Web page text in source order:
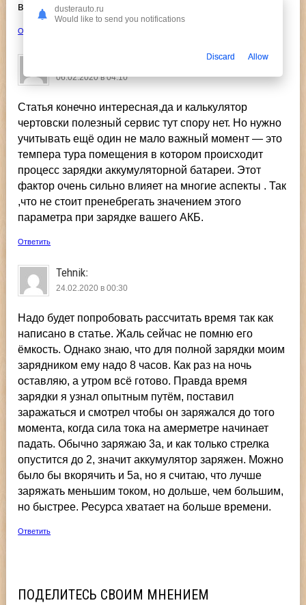
времени, чем в предыдущий.
Ответить
06.02.2020 в 04:10
Статья конечно интересная,да и калькулятор
чертовски полезный сервис тут спору нет. Но нужно
учитывать ещё один не мало важный момент — это
темпера тура помещения в котором происходит
процесс зарядки аккумуляторной батареи. Этот
фактор очень сильно влияет на многие аспекты . Так
,что не стоит пренебрегать значением этого
параметра при зарядке вашего АКБ.
Ответить
Tehnik:
24.02.2020 в 00:30
Надо будет попробовать рассчитать время так как
написано в статье. Жаль сейчас не помню его
ёмкость. Однако знаю, что для полной зарядки моим
зарядником ему надо 8 часов. Как раз на ночь
оставляю, а утром всё готово. Правда время
зарядки я узнал опытным путём, поставил
заражаться и смотрел чтобы он заряжался до того
момента, когда сила тока на амерметре начинает
падать. Обычно заряжаю 3а, и как только стрелка
опустится до 2, значит аккумулятор заряжен. Можно
было бы вкорячить и 5а, но я считаю, что лучше
заряжать меньшим током, но дольше, чем большим,
но быстрее. Ресурса хватает на больше времени.
Ответить
ПОДЕЛИТЕСЬ СВОИМ МНЕНИЕМ
dusterauto.ru
Would like to send you notifications
Discard Allow